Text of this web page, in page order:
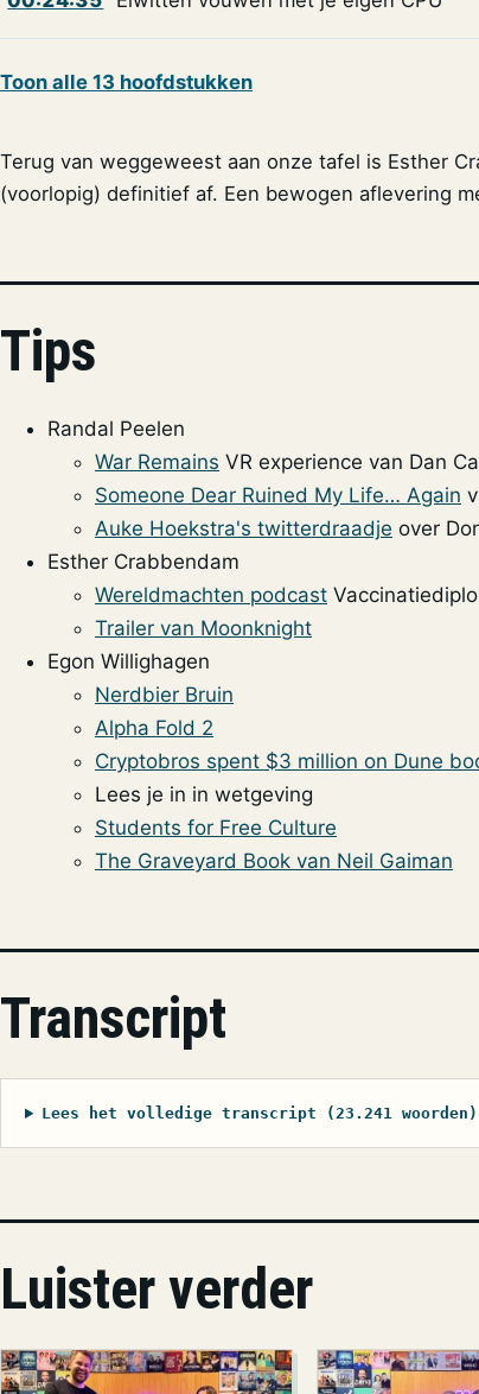
Toon alle 13 hoofdstukken
Terug van weggeweest aan onze tafel is Esther
(voorlopig) definitief af. Een bewogen aflevering
Tips
Randal Peelen
War Remains VR experience van Dan
Someone Dear Ruined My Life… Again
Auke Hoekstra's twitterdraadje over
Esther Crabbendam
Wereldmachten podcast
Trailer van Moonknight
Egon Willighagen
Nerdbier Bruin
Alpha Fold 2
Cryptobros spent $3 million on Dune
Lees je in in wetgeving
Students for Free Culture
The Graveyard Book van Neil Gaiman
Transcript
Lees het volledige transcript (23.241 woorden)
Luister verder